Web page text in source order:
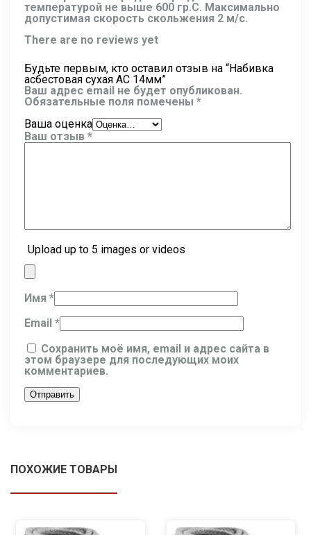
температурой не выше 600 гр.С. Максимально
допустимая скорость скольжения 2 м/c.
There are no reviews yet
Будьте первым, кто оставил отзыв на “Набивка
асбестовая сухая АС 14мм”
Ваш адрес email не будет опубликован.
Обязательные поля помечены *
Ваша оценка
Ваш отзыв *
Upload up to 5 images or videos
Имя *
Email *
Сохранить моё имя, email и адрес сайта в
этом браузере для последующих моих
комментариев.
ПОХОЖИЕ ТОВАРЫ